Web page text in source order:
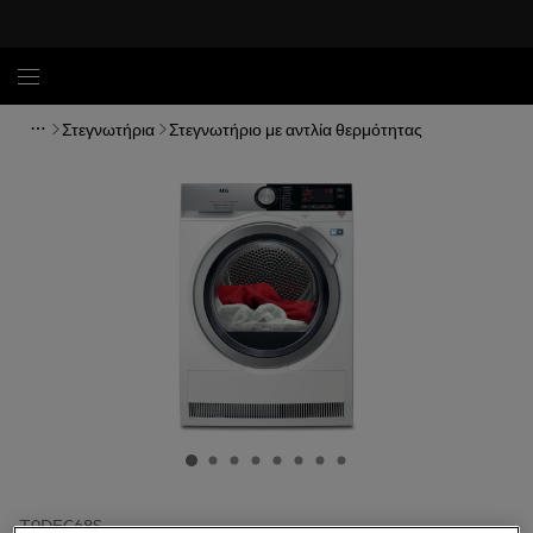
Στεγνωτήρια Στεγνωτήριο με αντλία θερμότητας
T9DEC68S